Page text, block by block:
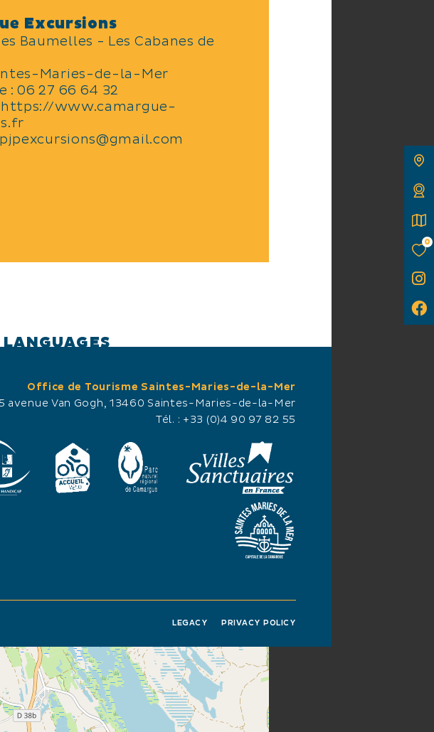
Excursions
Baumelles - Les Cabanes de
Maries-de-la-Mer
: 06 27 66 64 32
https://www.camargue-
0
Office de Tourisme Saintes-Maries-de-la-Mer
avenue Van Gogh, 13460 Saintes-Maries-de-la-Mer
Tél. : +33 (0)4 90 97 82 55
LEGACY PRIVACY POLICY